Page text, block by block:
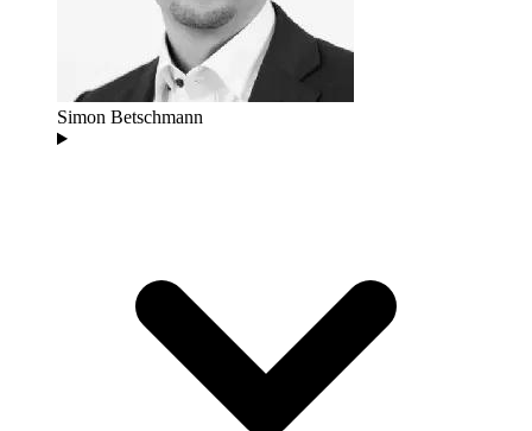
Simon Betschmann